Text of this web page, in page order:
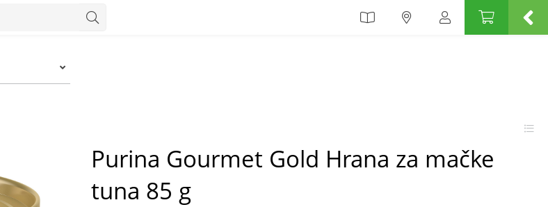
Purina Gourmet Gold Hrana za mačke
tuna 85 g